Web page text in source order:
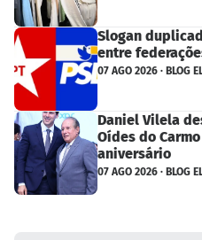
Slogan
entre
07 AGO 2026 · BLOG
Daniel Vilela
Oídes do
aniversário
07 AGO 2026 · BLOG